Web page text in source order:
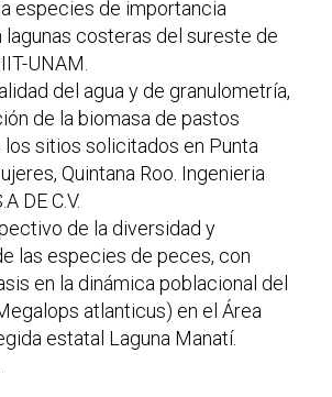
especies de importancia
costeras del sureste de
UNAM.
del agua y de granulometría,
de la biomasa de pastos
los sitios solicitados en Punta
Quintana Roo. Ingenieria
DE C.V.
de la diversidad y
las especies de peces, con
en la dinámica poblacional del
atlanticus) en el Área
estatal Laguna Manatí.